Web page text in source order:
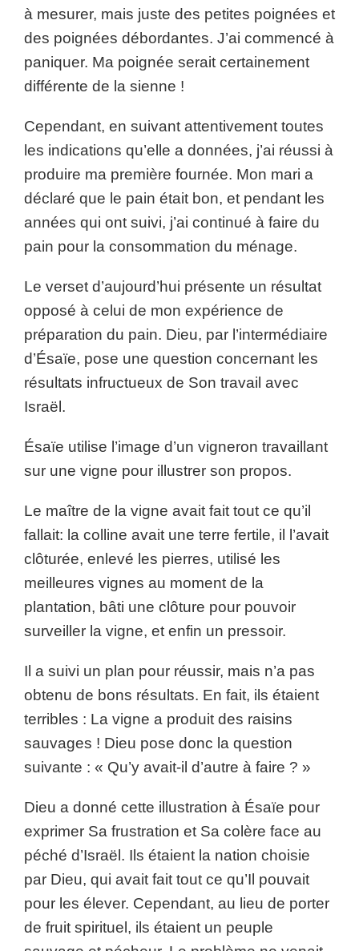
à mesurer, mais juste des petites poignées et
des poignées débordantes. J’ai commencé à
paniquer. Ma poignée serait certainement
différente de la sienne !
Cependant, en suivant attentivement toutes
les indications qu’elle a données, j’ai réussi à
produire ma première fournée. Mon mari a
déclaré que le pain était bon, et pendant les
années qui ont suivi, j’ai continué à faire du
pain pour la consommation du ménage.
Le verset d’aujourd’hui présente un résultat
opposé à celui de mon expérience de
préparation du pain. Dieu, par l’intermédiaire
d’Ésaïe, pose une question concernant les
résultats infructueux de Son travail avec
Israël.
Ésaïe utilise l’image d’un vigneron travaillant
sur une vigne pour illustrer son propos.
Le maître de la vigne avait fait tout ce qu’il
fallait: la colline avait une terre fertile, il l’avait
clôturée, enlevé les pierres, utilisé les
meilleures vignes au moment de la
plantation, bâti une clôture pour pouvoir
surveiller la vigne, et enfin un pressoir.
Il a suivi un plan pour réussir, mais n’a pas
obtenu de bons résultats. En fait, ils étaient
terribles : La vigne a produit des raisins
sauvages ! Dieu pose donc la question
suivante : « Qu’y avait-il d’autre à faire ? »
Dieu a donné cette illustration à Ésaïe pour
exprimer Sa frustration et Sa colère face au
péché d’Israël. Ils étaient la nation choisie
par Dieu, qui avait fait tout ce qu’Il pouvait
pour les élever. Cependant, au lieu de porter
de fruit spirituel, ils étaient un peuple